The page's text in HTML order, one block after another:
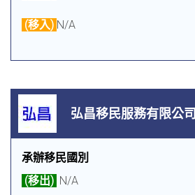
(移入) N/A
弘昌移民服務有限公司
承辦移民國別
(移出) N/A